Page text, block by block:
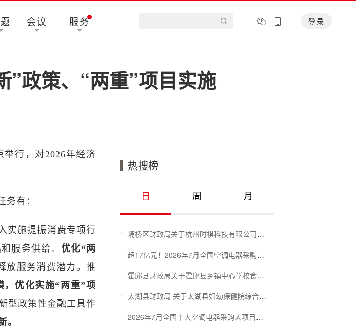
会议 服务 登录
”政策、“两重”项目实施
举行，对2026年经济
务有：
实施提振消费专项行
服务供给。 优化“两
放服务消费潜力。推
，优化实施“两重”项
型政策性金融工具作
。
热搜榜
日 周 月
埇桥区财政局关于杭州时祺科技有限公司的行政处罚信息公告
超17亿元！2026年7月全国空调电器采购有哪些亮点？
霍邱县财政局关于霍邱县乡镇中心学校食堂2026学年度第一批新鲜食材及原辅材料采购项目第1包的投诉处理结果公告
太湖县财政局 关于太湖县妇幼保健院综合服务能力提升工程污水处理设备采购及安装项目的投诉处理结果公告
2026年7月全国十大空调电器采购大项目揭晓！